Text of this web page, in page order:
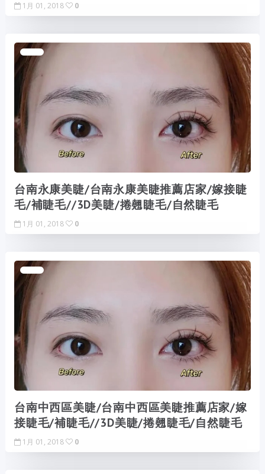
1月 01, 2018 0
台南永康美睫/台南永康美睫推薦店家/嫁接睫
毛/補睫毛//3D美睫/捲翹睫毛/自然睫毛
1月 01, 2018 0
台南中西區美睫/台南中西區美睫推薦店家/嫁
接睫毛/補睫毛//3D美睫/捲翹睫毛/自然睫毛
1月 01, 2018 0